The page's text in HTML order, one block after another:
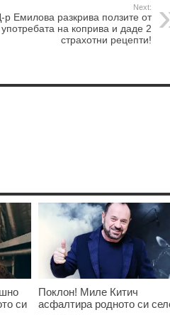
Next:
р Емилова разкрива ползите от
употребата на коприва и даде 2
страхотни рецепти!
си
Поклон! Миле Китич
асфалтира родното си